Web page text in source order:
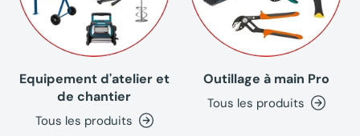
Equipement d'atelier et
de chantier
Tous les produits
Outillage à main Pro
Tous les produits